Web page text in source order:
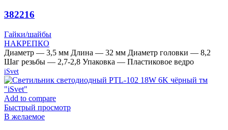
382216
Гайки/шайбы
НАКРЕПКО
Диаметр — 3,5 мм Длина — 32 мм Диаметр головки — 8,2
Шаг резьбы — 2,7-2,8 Упаковка — Пластиковое ведро
iSvet
Add to compare
Быстрый просмотр
В желаемое